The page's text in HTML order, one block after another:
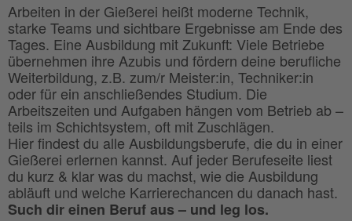
Arbeiten in der Gießerei heißt moderne Technik,
starke Teams und sichtbare Ergebnisse am Ende des
Tages. Eine Ausbildung mit Zukunft: Viele Betriebe
übernehmen ihre Azubis und fördern deine berufliche
Weiterbildung, z.B. zum/r Meister:in, Techniker:in
oder für ein anschließendes Studium. Die
Arbeitszeiten und Aufgaben hängen vom Betrieb ab –
teils im Schichtsystem, oft mit Zuschlägen.
Hier findest du alle Ausbildungsberufe, die du in einer
Gießerei erlernen kannst. Auf jeder Berufeseite liest
du kurz & klar was du machst, wie die Ausbildung
abläuft und welche Karrierechancen du danach hast.
Such dir einen Beruf aus – und leg los.